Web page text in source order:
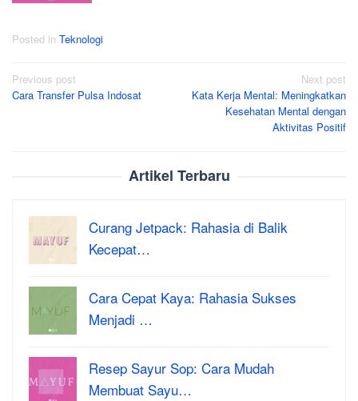
Posted in Teknologi
Post
navigation
Previous post
Cara Transfer Pulsa Indosat
Next post
Kata Kerja Mental: Meningkatkan
Kesehatan Mental dengan
Aktivitas Positif
Artikel Terbaru
Curang Jetpack: Rahasia di Balik
Kecepat…
Cara Cepat Kaya: Rahasia Sukses
Menjadi …
Resep Sayur Sop: Cara Mudah
Membuat Sayu…